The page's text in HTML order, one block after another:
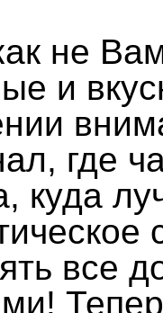
не
и
где
куда
все